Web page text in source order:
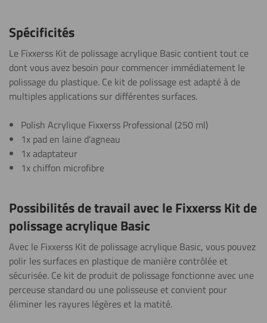
Spécificités
Le Fixxerss Kit de polissage acrylique Basic contient tout ce
dont vous avez besoin pour commencer immédiatement le
polissage du plastique. Ce kit de polissage est adapté à de
multiples applications sur différentes surfaces.
Polish Acrylique Fixxerss Professional (250 ml)
1x pad en laine d’agneau
1x adaptateur
1x chiffon microfibre
Possibilités de travail avec le Fixxerss Kit de
polissage acrylique Basic
Avec le Fixxerss Kit de polissage acrylique Basic, vous pouvez
polir les surfaces en plastique de manière contrôlée et
sécurisée. Ce kit de produit de polissage fonctionne avec une
perceuse standard ou une polisseuse et convient pour
éliminer les rayures légères et la matité.